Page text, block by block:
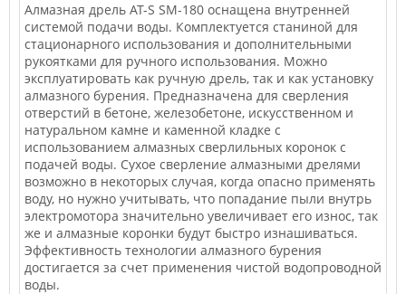
Алмазная дрель AT-S SM-180 оснащена внутренней
системой подачи воды. Комплектуется станиной для
стационарного использования и дополнительными
рукоятками для ручного использования. Можно
эксплуатировать как ручную дрель, так и как установку
алмазного бурения. Предназначена для сверления
отверстий в бетоне, железобетоне, искусственном и
натуральном камне и каменной кладке с
использованием алмазных сверлильных коронок с
подачей воды. Сухое сверление алмазными дрелями
возможно в некоторых случая, когда опасно применять
воду, но нужно учитывать, что попадание пыли внутрь
электромотора значительно увеличивает его износ, так
же и алмазные коронки будут быстро изнашиваться.
Эффективность технологии алмазного бурения
достигается за счет применения чистой водопроводной
воды.